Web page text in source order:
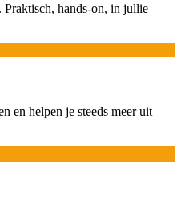
hands-on, in jullie
en helpen je steeds meer uit